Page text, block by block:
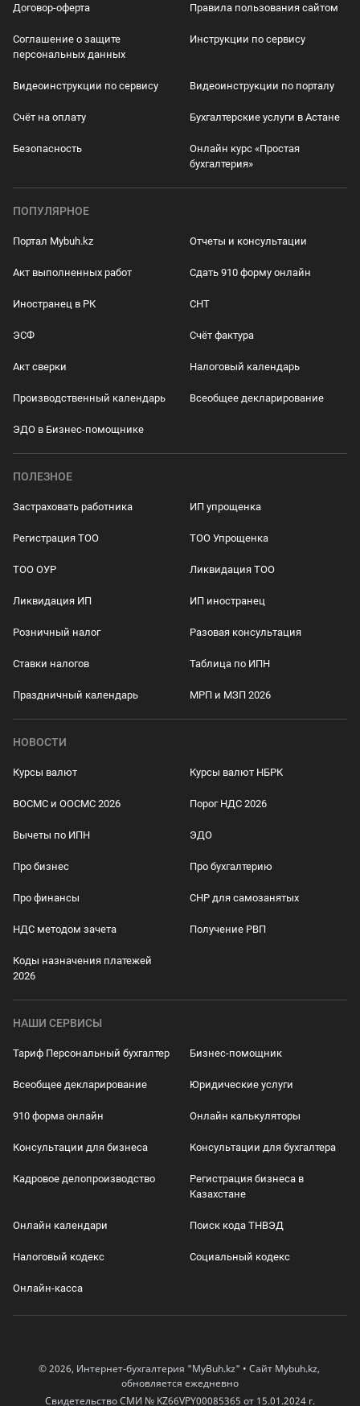
Договор-оферта Правила пользования сайтом
Соглашение о защите
персональных данных
Инструкции по сервису
Видеоинструкции по сервису Видеоинструкции по порталу
Счёт на оплату Бухгалтерские услуги в Астане
Безопасность
Онлайн курс «Простая
бухгалтерия»
ПОПУЛЯРНОЕ
Портал Mybuh.kz Отчеты и консультации
Акт выполненных работ Сдать 910 форму онлайн
Иностранец в РК СНТ
ЭСФ Счёт фактура
Акт сверки Налоговый календарь
Производственный календарь Всеобщее декларирование
ЭДО в Бизнес-помощнике
ПОЛЕЗНОЕ
Застраховать работника ИП упрощенка
Регистрация ТОО ТОО Упрощенка
ТОО ОУР Ликвидация ТОО
Ликвидация ИП ИП иностранец
Розничный налог Разовая консультация
Ставки налогов Таблица по ИПН
Праздничный календарь МРП и МЗП 2026
НОВОСТИ
Курсы валют Курсы валют НБРК
ВОСМС и ООСМС 2026 Порог НДС 2026
Вычеты по ИПН ЭДО
Про бизнес Про бухгалтерию
Про финансы СНР для самозанятых
НДС методом зачета Получение РВП
Коды назначения платежей
2026
НАШИ СЕРВИСЫ
Тариф Персональный бухгалтер Бизнес-помощник
Всеобщее декларирование Юридические услуги
910 форма онлайн Онлайн калькуляторы
Консультации для бизнеса Консультации для бухгалтера
Кадровое делопроизводство
Регистрация бизнеса в
Казахстане
Онлайн календари Поиск кода ТНВЭД
Налоговый кодекс Социальный кодекс
Онлайн-касса
© 2026, Интернет-бухгалтерия "MyBuh.kz" • Сайт Mybuh.kz,
обновляется ежедневно
Свидетельство СМИ № KZ66VPY00085365 от 15.01.2024 г.